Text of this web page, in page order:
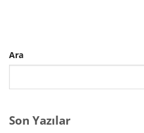
Ara
Son Yazılar